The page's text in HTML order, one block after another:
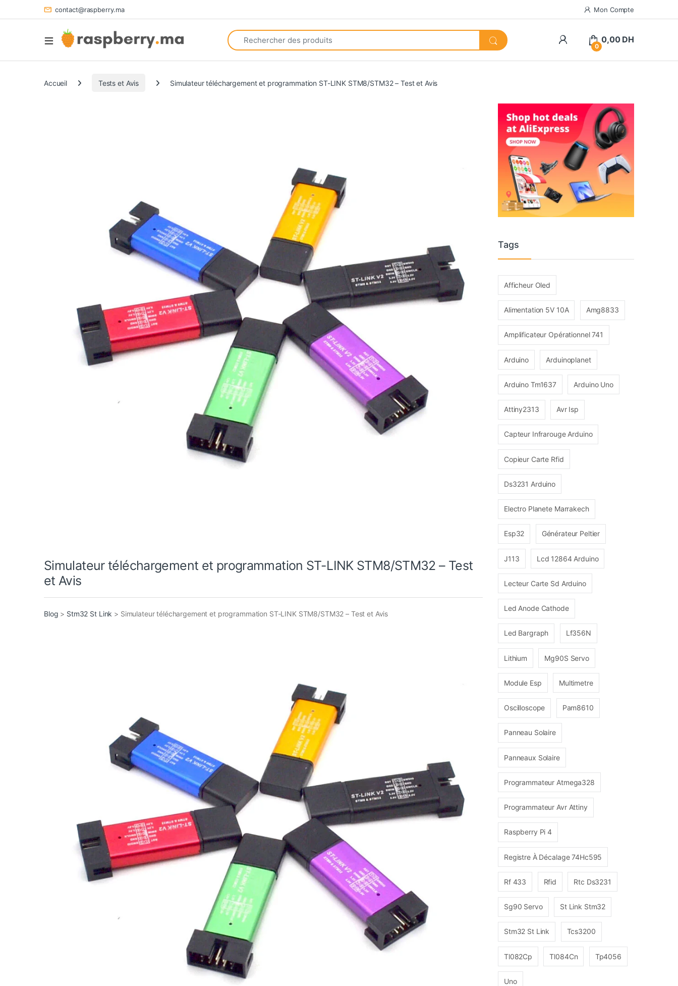
contact@raspberry.ma Mon Compte
Search for:
0
0,00DH
Accueil Tests et Avis Simulateur téléchargement et programmation ST-LINK STM8/STM32 – Test et Avis
Simulateur téléchargement et programmation ST-LINK STM8/STM32 – Test
et Avis
Blog > Stm32 St Link > Simulateur téléchargement et programmation ST-LINK STM8/STM32 – Test et Avis
Tags
Afficheur Oled
Alimentation 5V 10A Amg8833
Amplificateur Opérationnel 741
Arduino Arduinoplanet
Arduino Tm1637 Arduino Uno
Attiny2313 Avr Isp
Capteur Infrarouge Arduino
Copieur Carte Rfid
Ds3231 Arduino
Electro Planete Marrakech
Esp32 Générateur Peltier
J113 Lcd 12864 Arduino
Lecteur Carte Sd Arduino
Led Anode Cathode
Led Bargraph Lf356N
Lithium Mg90S Servo
Module Esp Multimetre
Oscilloscope Pam8610
Panneau Solaire
Panneaux Solaire
Programmateur Atmega328
Programmateur Avr Attiny
Raspberry Pi 4
Registre À Décalage 74Hc595
Rf 433 Rfid Rtc Ds3231
Sg90 Servo St Link Stm32
Stm32 St Link Tcs3200
Tl082Cp Tl084Cn Tp4056
Uno